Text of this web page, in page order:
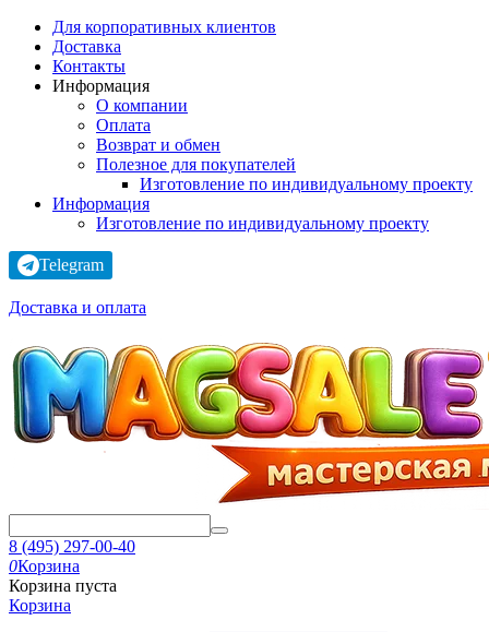
Для корпоративных клиентов
Доставка
Контакты
Информация
О компании
Оплата
Возврат и обмен
Полезное для покупателей
Изготовление по индивидуальному проекту
Информация
Изготовление по индивидуальному проекту
Telegram
Доставка и оплата
8 (495) 297-00-40
0Корзина
Корзина пуста
Корзина